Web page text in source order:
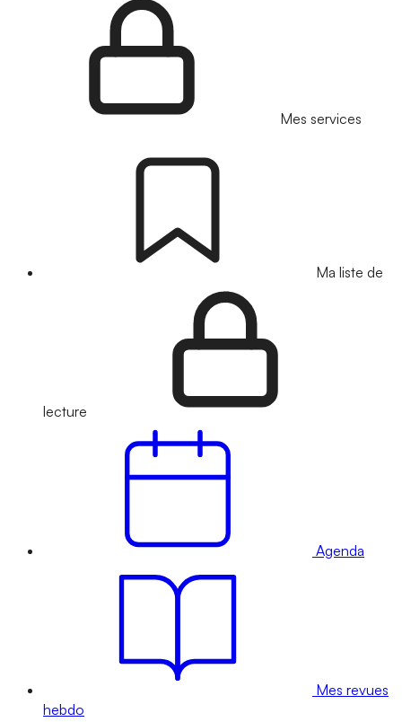
Mes services
Ma liste de
lecture
Agenda
Mes revues
hebdo